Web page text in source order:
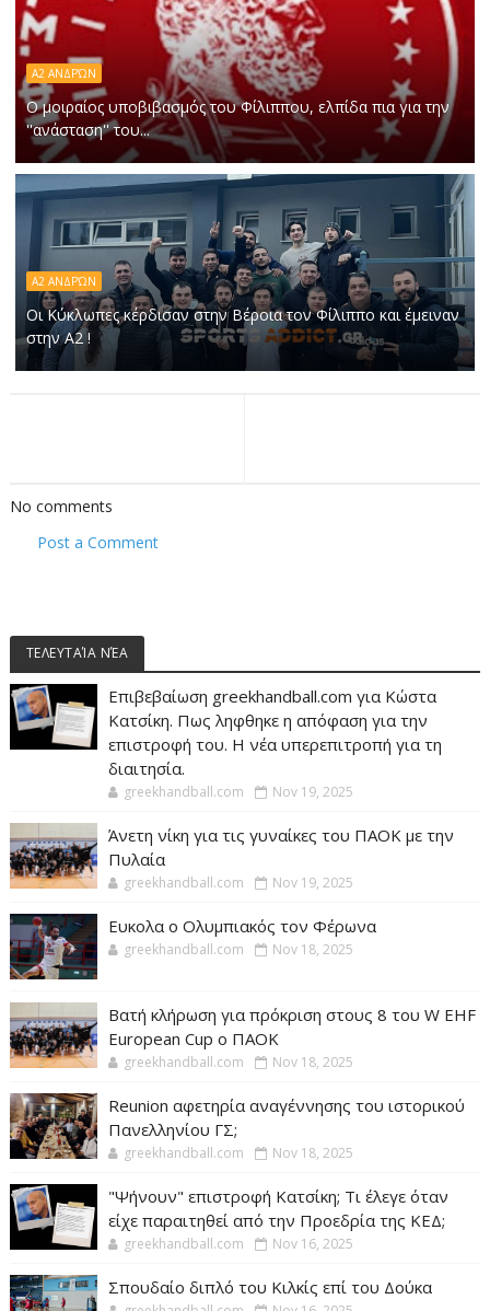
Α2 ΑΝΔΡΏΝ
Ο μοιραίος υποβιβασμός του Φίλιππου, ελπίδα πια για την
''ανάσταση'' του...
Α2 ΑΝΔΡΏΝ
Οι Κύκλωπες κέρδισαν στην Βέροια τον Φίλιππο και έμειναν
στην Α2 !
No comments
Post a Comment
ΤΕΛΕΥΤΑΊΑ ΝΈΑ
Επιβεβαίωση greekhandball.com για Κώστα
Κατσίκη. Πως ληφθηκε η απόφαση για την
επιστροφή του. Η νέα υπερεπιτροπή για τη
διαιτησία.
greekhandball.com Nov 19, 2025
Άνετη νίκη για τις γυναίκες του ΠΑΟΚ με την
Πυλαία
greekhandball.com Nov 19, 2025
Ευκολα ο Ολυμπιακός τον Φέρωνα
greekhandball.com Nov 18, 2025
Βατή κλήρωση για πρόκριση στους 8 του W EHF
European Cup ο ΠΑΟΚ
greekhandball.com Nov 18, 2025
Reunion αφετηρία αναγέννησης του ιστορικού
Πανελληνίου ΓΣ;
greekhandball.com Nov 18, 2025
"Ψήνουν" επιστροφή Κατσίκη; Τι έλεγε όταν
είχε παραιτηθεί από την Προεδρία της ΚΕΔ;
greekhandball.com Nov 16, 2025
Σπουδαίο διπλό του Κιλκίς επί του Δούκα